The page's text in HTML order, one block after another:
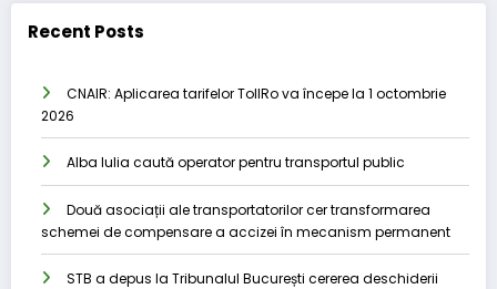
Recent Posts
CNAIR: Aplicarea tarifelor TollRo va începe la 1 octombrie
2026
Alba Iulia caută operator pentru transportul public
Două asociații ale transportatorilor cer transformarea
schemei de compensare a accizei în mecanism permanent
STB a depus la Tribunalul București cererea deschiderii